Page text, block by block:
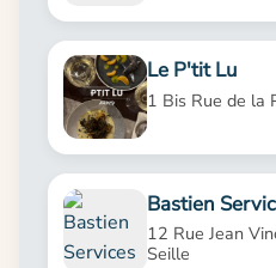
Le P'tit Lu
1 Bis Rue de la
Bastien
12 Rue Jean
Seille